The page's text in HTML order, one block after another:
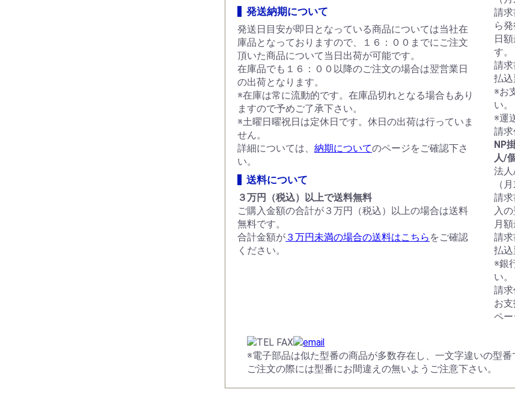
発送納期について
発送日目安が即日となっている商品については当社在
庫品となっておりますので、１６：００までにご注文
頂いた商品について当日出荷が可能です。
在庫品でも１６：００以降のご注文の場合は翌営業日
の出荷となります。
※在庫は常に流動的です。在庫品切れとなる場合もあり
ますので予めご了承下さい。
※土曜日曜祝日は定休日です。休日の出荷は行っていま
せん。
詳細については、 納期についてのページをご確認下さ
い。
送料について
３万円（税込）以上で送料無料
ご購入金額の合計が３万円（税込）以上の場合は送料
無料です。
合計金額が ３万円未満の場合の送料はこちら をご確認
ください。
請
ら発
日
す。
請
払込
※お
い。
※運
請求
NP
人/
法
（
請
入
月
請
払込
※銀
い。
請求
お
ペー
※電子部品は似た型番の商品が多数存在し、一文字違いの型
ご注文の際には型番にお間違えの無いようご注意下さい。